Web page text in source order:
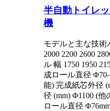
半自動トイレ
機
モデルと主な技術
2000 2200 2600
ル 幅 1750 1950
成ロール直径
能) 完成紙芯外径
径 (mm) Φ1100 (
ロール直径